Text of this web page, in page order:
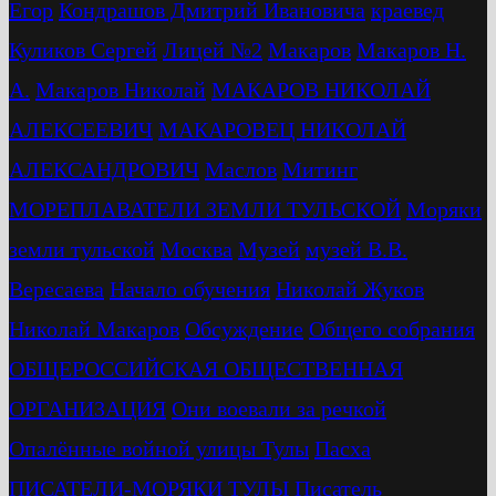
Егор Кондрашов Дмитрий Ивановича краевед
Куликов Сергей Лицей №2 Макаров Макаров Н.
А. Макаров Николай МАКАРОВ НИКОЛАЙ
АЛЕКСЕЕВИЧ МАКАРОВЕЦ НИКОЛАЙ
АЛЕКСАНДРОВИЧ Маслов Митинг
МОРЕПЛАВАТЕЛИ ЗЕМЛИ ТУЛЬСКОЙ Моряки
земли тульской Москва Музей музей В.В.
Вересаева Начало обучения Николай Жуков
Николай Макаров Обсуждение Общего собрания
ОБЩЕРОССИЙСКАЯ ОБЩЕСТВЕННАЯ
ОРГАНИЗАЦИЯ Они воевали за речкой
Опалённые войной улицы Тулы Пасха
ПИСАТЕЛИ-МОРЯКИ ТУЛЫ Писатель